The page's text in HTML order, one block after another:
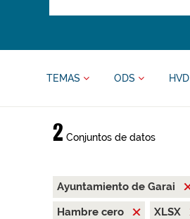
TEMAS ODS HVD
2 Conjuntos de datos
Ayuntamiento de Garai
Hambre cero
XLSX